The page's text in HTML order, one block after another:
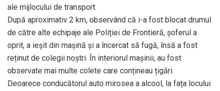
ale mijlocului de transport.
După aproximativ 2 km, observând că i-a fost blocat drumul
de către alte echipaje ale Poliției de Frontieră, șoferul a
oprit, a ieșit din mașină și a încercat să fugă, însă a fost
reținut de colegii noștri. În interiorul mașinii, au fost
observate mai multe colete care conțineau țigări.
Deoarece conducătorul auto mirosea a alcool, la fața locului